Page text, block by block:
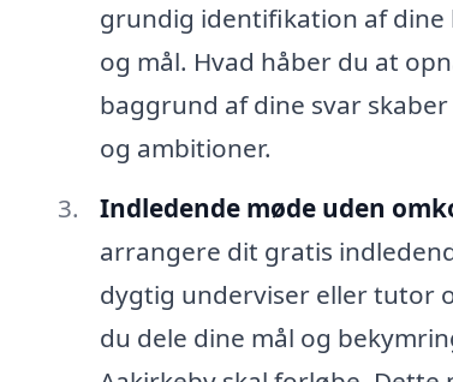
grundig identifikation af
og mål. Hvad håber du at
baggrund af dine svar
og ambitioner.
Indledende møde uden
arrangere dit gratis
dygtig underviser eller tutor
du dele dine mål og